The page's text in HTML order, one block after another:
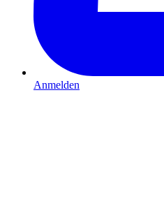
Anmelden